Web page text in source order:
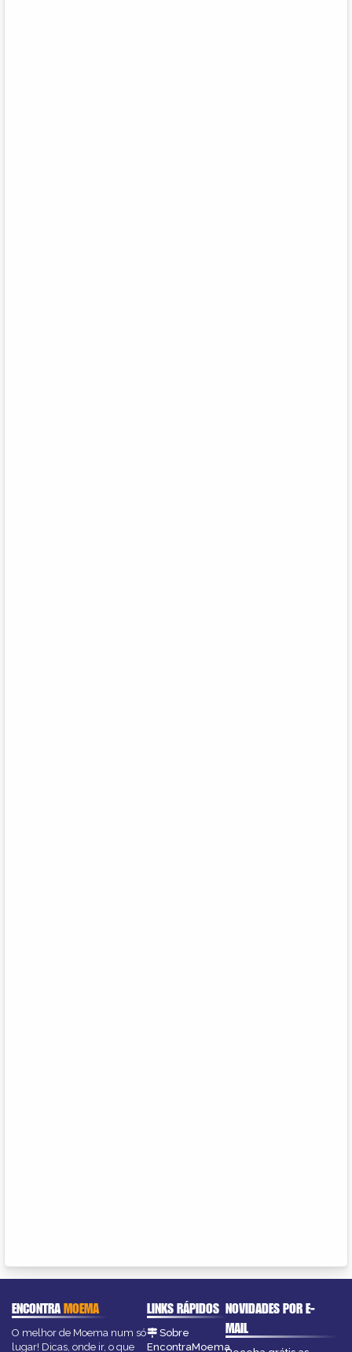
ENCONTRAMOEMA
O melhor de Moema num só
lugar! Dicas, onde ir, o que
LINKS RÁPIDOS
Sobre
EncontraMoema
NOVIDADES POR E-
MAIL